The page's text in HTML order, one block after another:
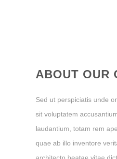
ABOUT OUR
Sed ut perspiciatis unde
sit voluptatem
laudantium, totam rem
quae ab illo inventore